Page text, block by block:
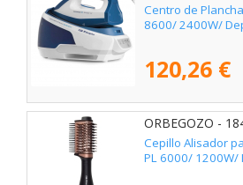
Centro de
8600/ 2400W/
120,26 €
ORBEGOZO -
Cepillo Alisador
PL 6000/ 1200W/